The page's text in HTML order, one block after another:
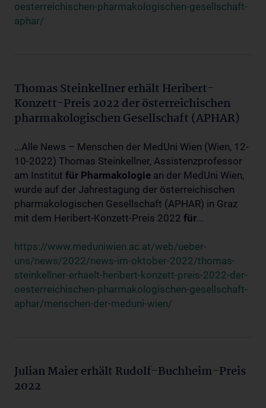
oesterreichischen-pharmakologischen-gesellschaft-
aphar/
Thomas Steinkellner erhält Heribert-
Konzett-Preis 2022 der österreichischen
pharmakologischen Gesellschaft (APHAR)
...Alle News – Menschen der MedUni Wien (Wien, 12-
10-2022) Thomas Steinkellner, Assistenzprofessor
am Institut für Pharmakologie an der MedUni Wien,
wurde auf der Jahrestagung der österreichischen
pharmakologischen Gesellschaft (APHAR) in Graz
mit dem Heribert-Konzett-Preis 2022 für...
https://www.meduniwien.ac.at/web/ueber-
uns/news/2022/news-im-oktober-2022/thomas-
steinkellner-erhaelt-heribert-konzett-preis-2022-der-
oesterreichischen-pharmakologischen-gesellschaft-
aphar/menschen-der-meduni-wien/
Julian Maier erhält Rudolf-Buchheim-Preis
2022